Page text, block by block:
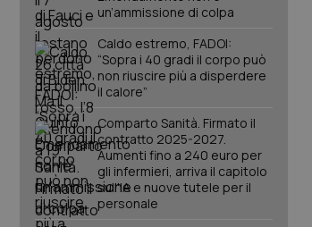
un’ammissione di colpa
Caldo estremo, FADOI:
“Sopra i 40 gradi il corpo può
non riuscire più a disperdere
il calore”
Comparto Sanità. Firmato il
contratto 2025-2027.
Aumenti fino a 240 euro per
gli infermieri, arriva il capitolo
sull'IA e nuove tutele per il
personale